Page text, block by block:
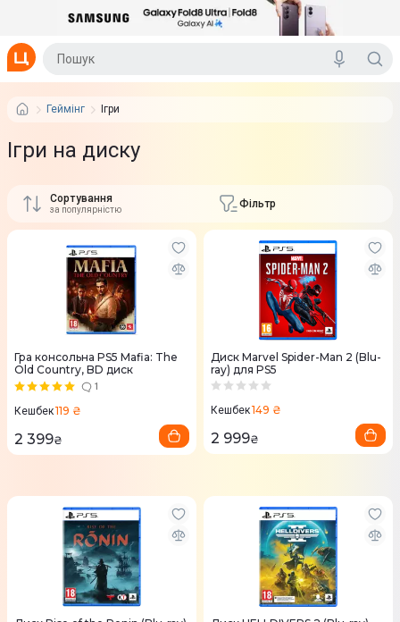
Геймінг Ігри
Ігри на диску
Сортування
за популярністю Фільтр
Гра консольна PS5 Mafia: The
Old Country, BD диск
1
Кешбек119 ₴
2 399₴
Диск Marvel Spider-Man 2 (Blu-
ray) для PS5
Кешбек149 ₴
2 999₴